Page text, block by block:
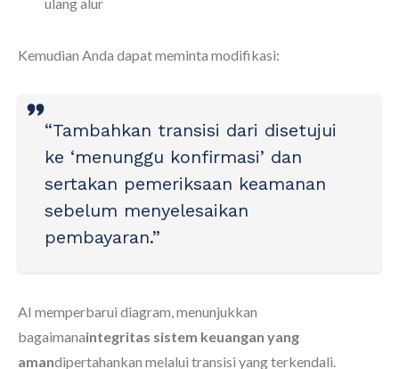
Kemudian Anda dapat meminta modifikasi:
“Tambahkan transisi dari disetujui
ke ‘menunggu konfirmasi’ dan
sertakan pemeriksaan keamanan
sebelum menyelesaikan
pembayaran.”
AI memperbarui diagram, menunjukkan
bagaimanaintegritas sistem keuangan yang
amandipertahankan melalui transisi yang terkendali.